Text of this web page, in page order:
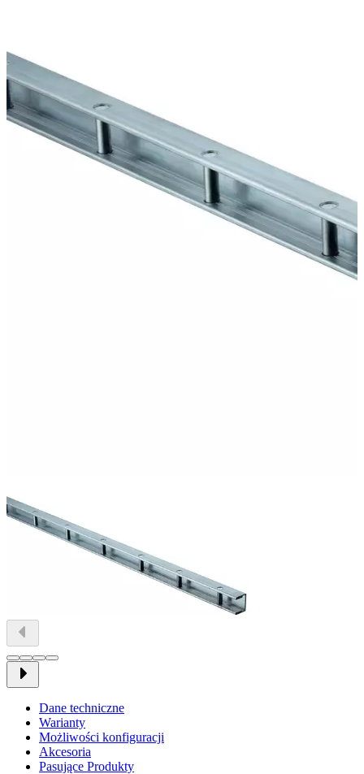
Dane techniczne
Warianty
Możliwości konfiguracji
Akcesoria
Pasujące Produkty